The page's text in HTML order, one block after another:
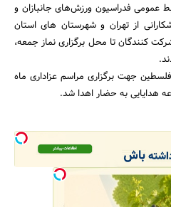
عمومی فدراسیون ورزش‌های جانبازان و
از تهران و شهرستان های استان
کنندگان تا محل برگزاری نماز جمعه،
جهت برگزاری مراسم عزاداری ماه
هدایایی به حضار اهدا شد.